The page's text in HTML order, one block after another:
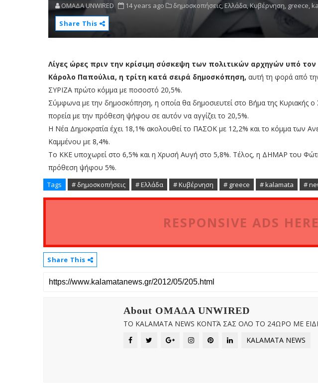
OMAΔΑ UNWIRED 14 years ago δημοσκοπήσεις,Ελλάδα,Κυβέρνηση, greece,
Share This
Λίγες ώρες πριν την κρίσιμη σύσκεψη των πολιτικών αρχηγών υπό
Κάρολο Παπούλια, η τρίτη κατά σειρά δημοσκόπηση, αυτή τη φορά από
ΣΥΡΙΖΑ πρώτο κόμμα με ποσοστό 20,5%.
Σύμφωνα με την δημοσκόπηση, η οποία θα δημοσιευτεί στο Βήμα της Κυριακής ο
πορεία με την πρόθεση ψήφου σε αυτόν να αγγίζει το 20,5%.
Η Νέα Δημοκρατία έχει 18,1% ακολουθεί το ΠΑΣΟΚ με 12,2% και το κόμμα των
Καμμένου με 8,4%.
Το ΚΚΕ υποχωρεί στο 6,5% και η Χρυσή Αυγή στο 5,8%. Τέλος, η ΔΗΜΑΡ του
πρόθεση ψήφου 5%.
Tags # δημοσκοπήσεις # Ελλάδα # Κυβέρνηση # greece # kalamata #
RESPONSIVE ADS HERE
Share This
About OMAΔΑ UNWIRED
ΤΟ KALAMATA NEWS ΚΟΝΤΆ ΣΑΣ ΟΛΟ ΤΟ 24ΩΡΟ ΜΕ
KALAMATA NEWS